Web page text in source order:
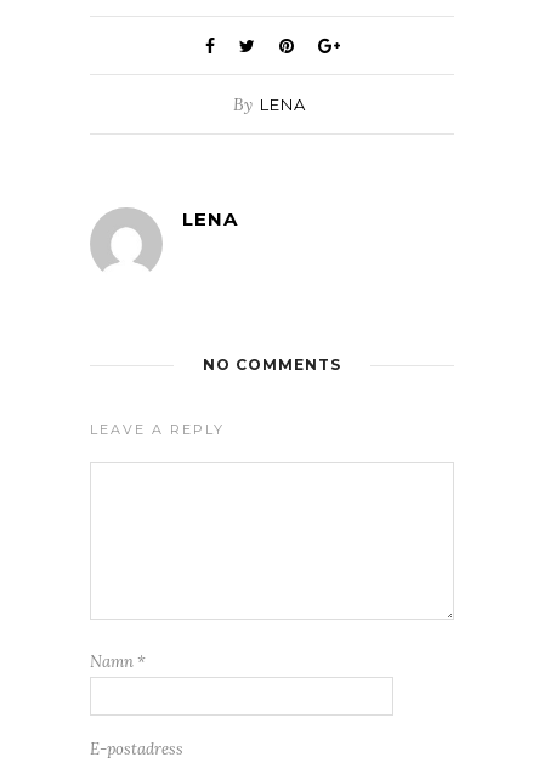
By LENA
LENA
NO COMMENTS
LEAVE A REPLY
Namn *
E-postadress